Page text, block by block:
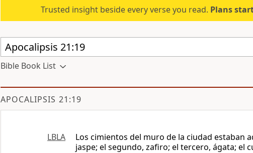
Trusted insight beside every verse you read. Plans
Bible Book List
APOCALIPSIS 21:19
LBLA
Los cimientos del muro de la ciudad estaban
jaspe; el segundo, zafiro; el tercero, ágata; el